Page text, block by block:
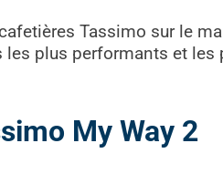
Tassimo sur le
plus performants et les
My Way 2